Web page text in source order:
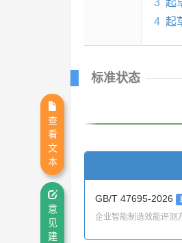
3 起
4 起
标准状态
GB/T 47695-2026
企业智能制造效能评测
查
看
文
本
意
见
建